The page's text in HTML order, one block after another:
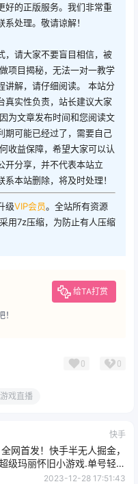
好的正版服务。我们非常重
处理。敬请谅解！
，请大家不要盲目相信，被
项目揭秘，无法一对一教学
讲解，请仔细阅读。 本站分
真实性负责，站长建议大家
为文章发布时间和您阅读文
期可能已经过了，需要自己
收益保障，希望大家可以认
开分享，并不代表本站立
本站删除，将及时处理！
级VIP会员。全站所有资源
用7z压缩，为防止有人压缩
给TA打赏
0 0
游戏直播
快手
全网首发！快手半无人掘金，
级玛丽怀旧小游戏.单号轻松
日入2000+
2023-12-28 17:51:43